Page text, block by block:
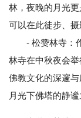
林，夜晚的月光
可以在此徒步、摄
- 松赞林寺：作
林寺在中秋夜会
佛教文化的深邃
月光下佛塔的静谧